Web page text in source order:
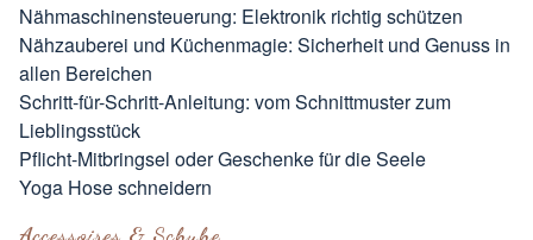
Nähmaschinensteuerung: Elektronik richtig schützen
Nähzauberei und Küchenmagie: Sicherheit und Genuss in
allen Bereichen
Schritt-für-Schritt-Anleitung: vom Schnittmuster zum
Lieblingsstück
Pflicht-Mitbringsel oder Geschenke für die Seele
Yoga Hose schneidern
Accessoires & Schuhe